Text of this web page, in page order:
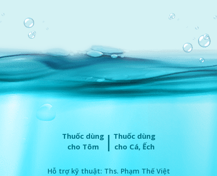
Thuốc dùng
cho Tôm | Thuốc dùng
cho Cá, Ếch
Hỗ trợ kỹ thuật: Ths. Phạm Thế Việt